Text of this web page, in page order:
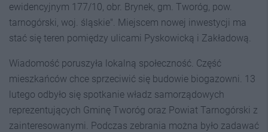
ewidencyjnym 177/10, obr. Brynek, gm. Tworóg, pow.
tarnogórski, woj. śląskie". Miejscem nowej inwestycji ma
stać się teren pomiędzy ulicami Pyskowicką i Zakładową.
Wiadomość poruszyła lokalną społeczność. Część
mieszkańców chce sprzeciwić się budowie biogazowni. 13
lutego odbyło się spotkanie władz samorządowych
reprezentujących Gminę Tworóg oraz Powiat Tarnogórski z
zainteresowanymi. Podczas zebrania można było zadawać